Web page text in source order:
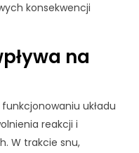
konsekwencji
na
układu
reakcji i
W trakcie snu,